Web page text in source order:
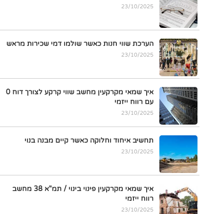
23/10/2025
הערכת שווי חנות כאשר שולמו דמי שכירות מראש
23/10/2025
איך שמאי מקרקעין מחשב שווי קרקע לצורך דוח 0
עם רווח ייזמי
23/10/2025
תחשיב איחוד וחלוקה כאשר קיים מבנה בנוי
23/10/2025
איך שמאי מקרקעין פינוי בינוי / תמ"א 38 מחשב
רווח ייזמי
23/10/2025